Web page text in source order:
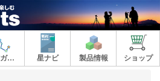
星空ガイド 星ナビ 製品情報 ショップ